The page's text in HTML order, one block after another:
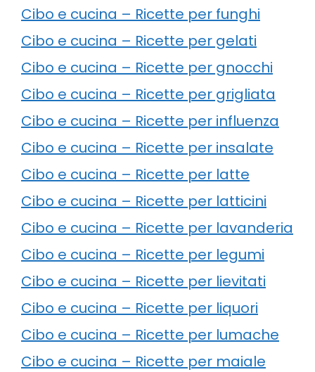
Cibo e cucina – Ricette per funghi
Cibo e cucina – Ricette per gelati
Cibo e cucina – Ricette per gnocchi
Cibo e cucina – Ricette per grigliata
Cibo e cucina – Ricette per influenza
Cibo e cucina – Ricette per insalate
Cibo e cucina – Ricette per latte
Cibo e cucina – Ricette per latticini
Cibo e cucina – Ricette per lavanderia
Cibo e cucina – Ricette per legumi
Cibo e cucina – Ricette per lievitati
Cibo e cucina – Ricette per liquori
Cibo e cucina – Ricette per lumache
Cibo e cucina – Ricette per maiale